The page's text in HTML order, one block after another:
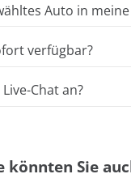
Auto in
verfügbar?
Chat an?
könnten Sie